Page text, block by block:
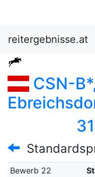
reitergebnisse.at
CSN-
Bewerb 22